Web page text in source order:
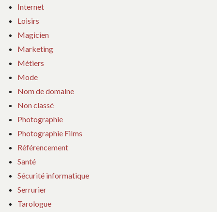
Internet
Loisirs
Magicien
Marketing
Métiers
Mode
Nom de domaine
Non classé
Photographie
Photographie Films
Référencement
Santé
Sécurité informatique
Serrurier
Tarologue